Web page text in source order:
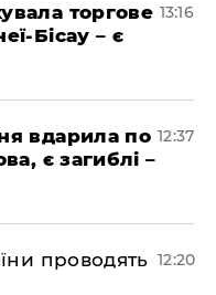
торгове
Бісау – є
13:16
вдарила по
є загиблі –
12:37
проводять 12:20